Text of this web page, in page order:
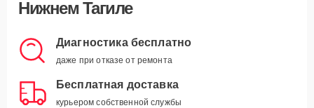
Нижнем Тагиле
Диагностика бесплатно
даже при отказе от ремонта
Бесплатная доставка
курьером собственной службы